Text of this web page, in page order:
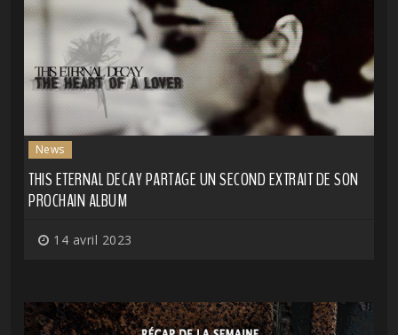
News
THIS ETERNAL DECAY PARTAGE UN SECOND EXTRAIT DE SON
PROCHAIN ALBUM
14 avril 2023